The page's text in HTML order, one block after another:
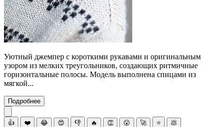
Уютный джемпер с короткими рукавами и оригинальным
узором из мелких треугольников, создающих ритмичные
горизонтальные полосы. Модель выполнена спицами из
мягкой...
Подробнее
👍 ❤️ 😂 😍 👎 🔥 👏 😮 🚀 ⭐ 💩